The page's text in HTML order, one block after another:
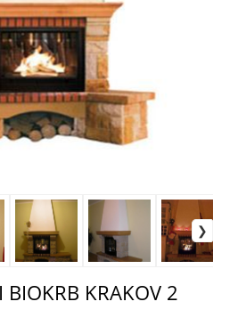
BIOKRB KRAKOV 2